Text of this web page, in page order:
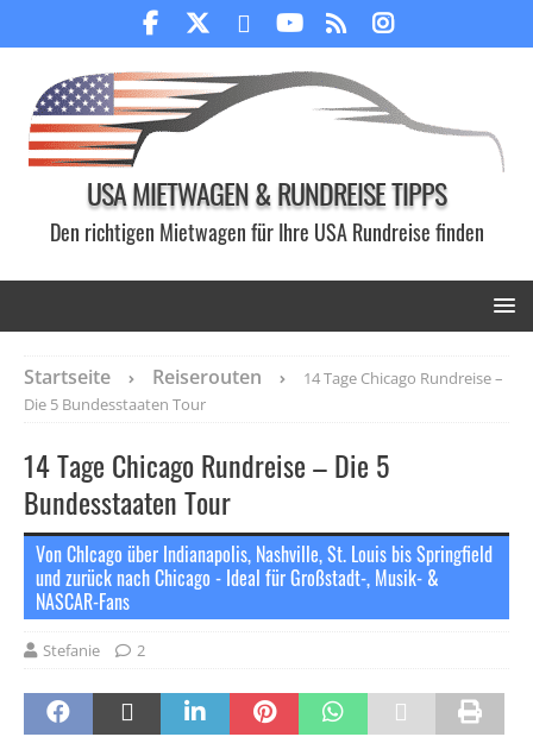
USA MIETWAGEN & RUNDREISE TIPPS
Den richtigen Mietwagen für Ihre USA Rundreise finden
Startseite Reiserouten
14 Tage Chicago Rundreise –
Die 5 Bundesstaaten Tour
14 Tage Chicago Rundreise – Die 5
Bundesstaaten Tour
Von ChIcago über Indianapolis, Nashville, St. Louis bis Springfield
und zurück nach Chicago - Ideal für Großstadt-, Musik- &
NASCAR-Fans
Stefanie 2